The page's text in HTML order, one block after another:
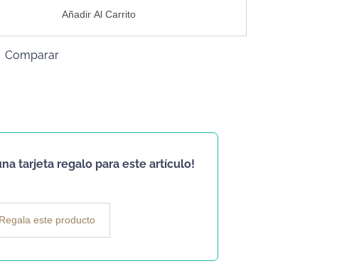
Añadir Al Carrito
Comparar
tarjeta regalo para este artículo!
Regala este producto